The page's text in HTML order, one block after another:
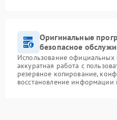
Оригинальные
безопасное
Использование
аккуратная работа с
резервное копирование,
восстановление информации